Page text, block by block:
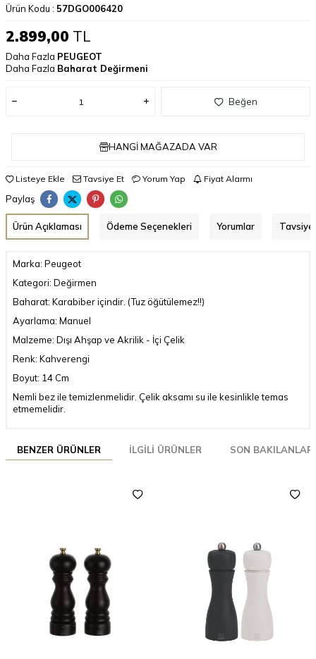
Ürün Kodu : 57DGO006420
2.899,00 TL
Daha Fazla PEUGEOT
Daha Fazla Baharat Değirmeni
Beğen
HANGI MAĞAZADA VAR
Listeye Ekle Tavsiye Et Yorum Yap Fiyat Alarmı
Paylaş
Ürün Açıklaması Ödeme Seçenekleri Yorumlar Tavsiye
Marka: Peugeot
Kategori: Değirmen
Baharat: Karabiber içindir. (Tuz öğütülemez!!)
Ayarlama: Manuel
Malzeme: Dışı Ahşap ve Akrilik - İçi Çelik
Renk: Kahverengi
Boyut: 14 Cm
Nemli bez ile temizlenmelidir. Çelik aksamı su ile kesinlikle temas
etmemelidir.
BENZER ÜRÜNLER İLGILI ÜRÜNLER SON BAKILANLAR